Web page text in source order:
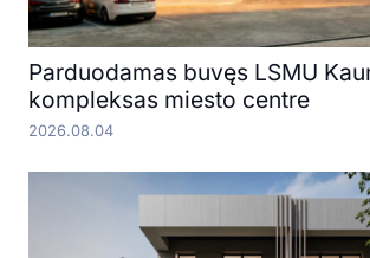
Parduodamas buvęs LSMU
kompleksas miesto centre
2026.08.04